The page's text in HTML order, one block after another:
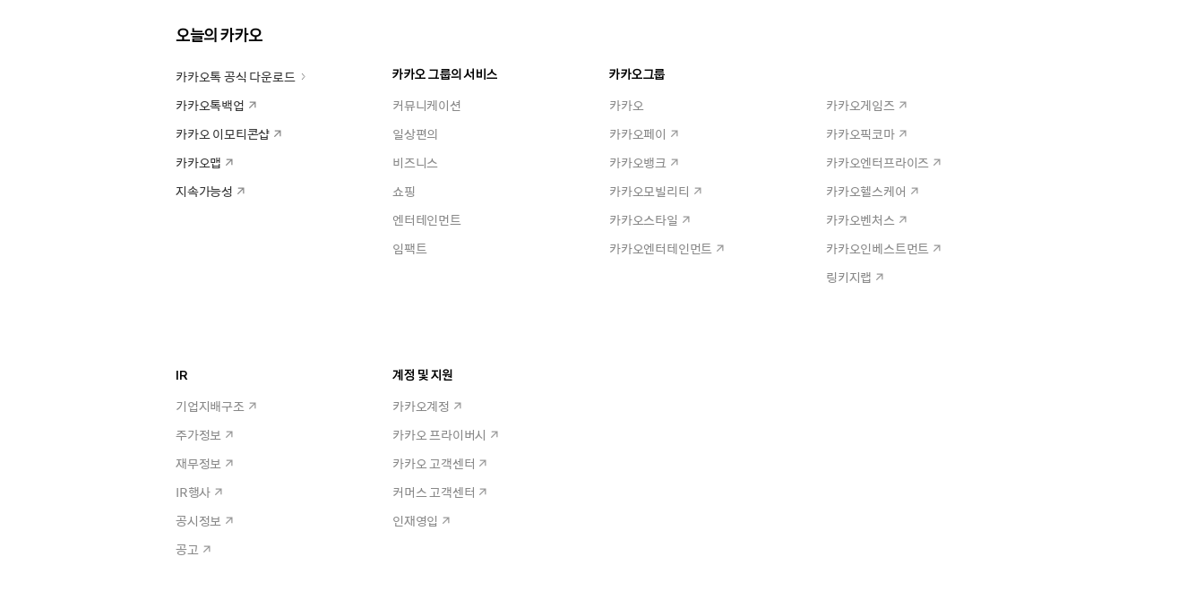
오늘의 카카오
카카오톡 공식 다운로드
카카오톡백업
카카오 이모티콘샵
카카오맵
지속가능성
카카오 그룹의 서비스
커뮤니케이션
일상편의
비즈니스
쇼핑
엔터테인먼트
임팩트
카카오그룹
카카오
카카오페이
카카오뱅크
카카오모빌리티
카카오스타일
카카오엔터테인먼트
카카오게임즈
카카오픽코마
카카오엔터프라이즈
카카오헬스케어
카카오벤처스
카카오인베스트먼트
링키지랩
IR
기업지배구조
주가정보
재무정보
IR행사
공시정보
공고
계정 및 지원
카카오계정
카카오 프라이버시
카카오 고객센터
커머스 고객센터
인재영입